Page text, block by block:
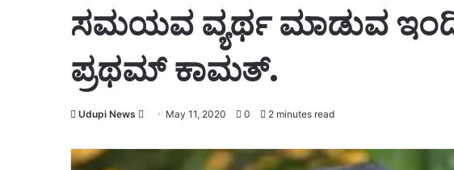
ಸಮಯವ ವ್ಯರ್ಥ ಮಾಡುವ
ಪ್ರಥಮ್ ಕಾಮತ್.
Udupi News
Send
email
May 11, 2020 0 2 minutes read